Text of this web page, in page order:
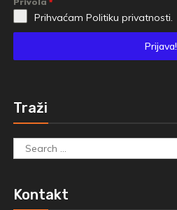
Prihvaćam Politiku privatnosti.
Prijava!
Traži
Kontakt